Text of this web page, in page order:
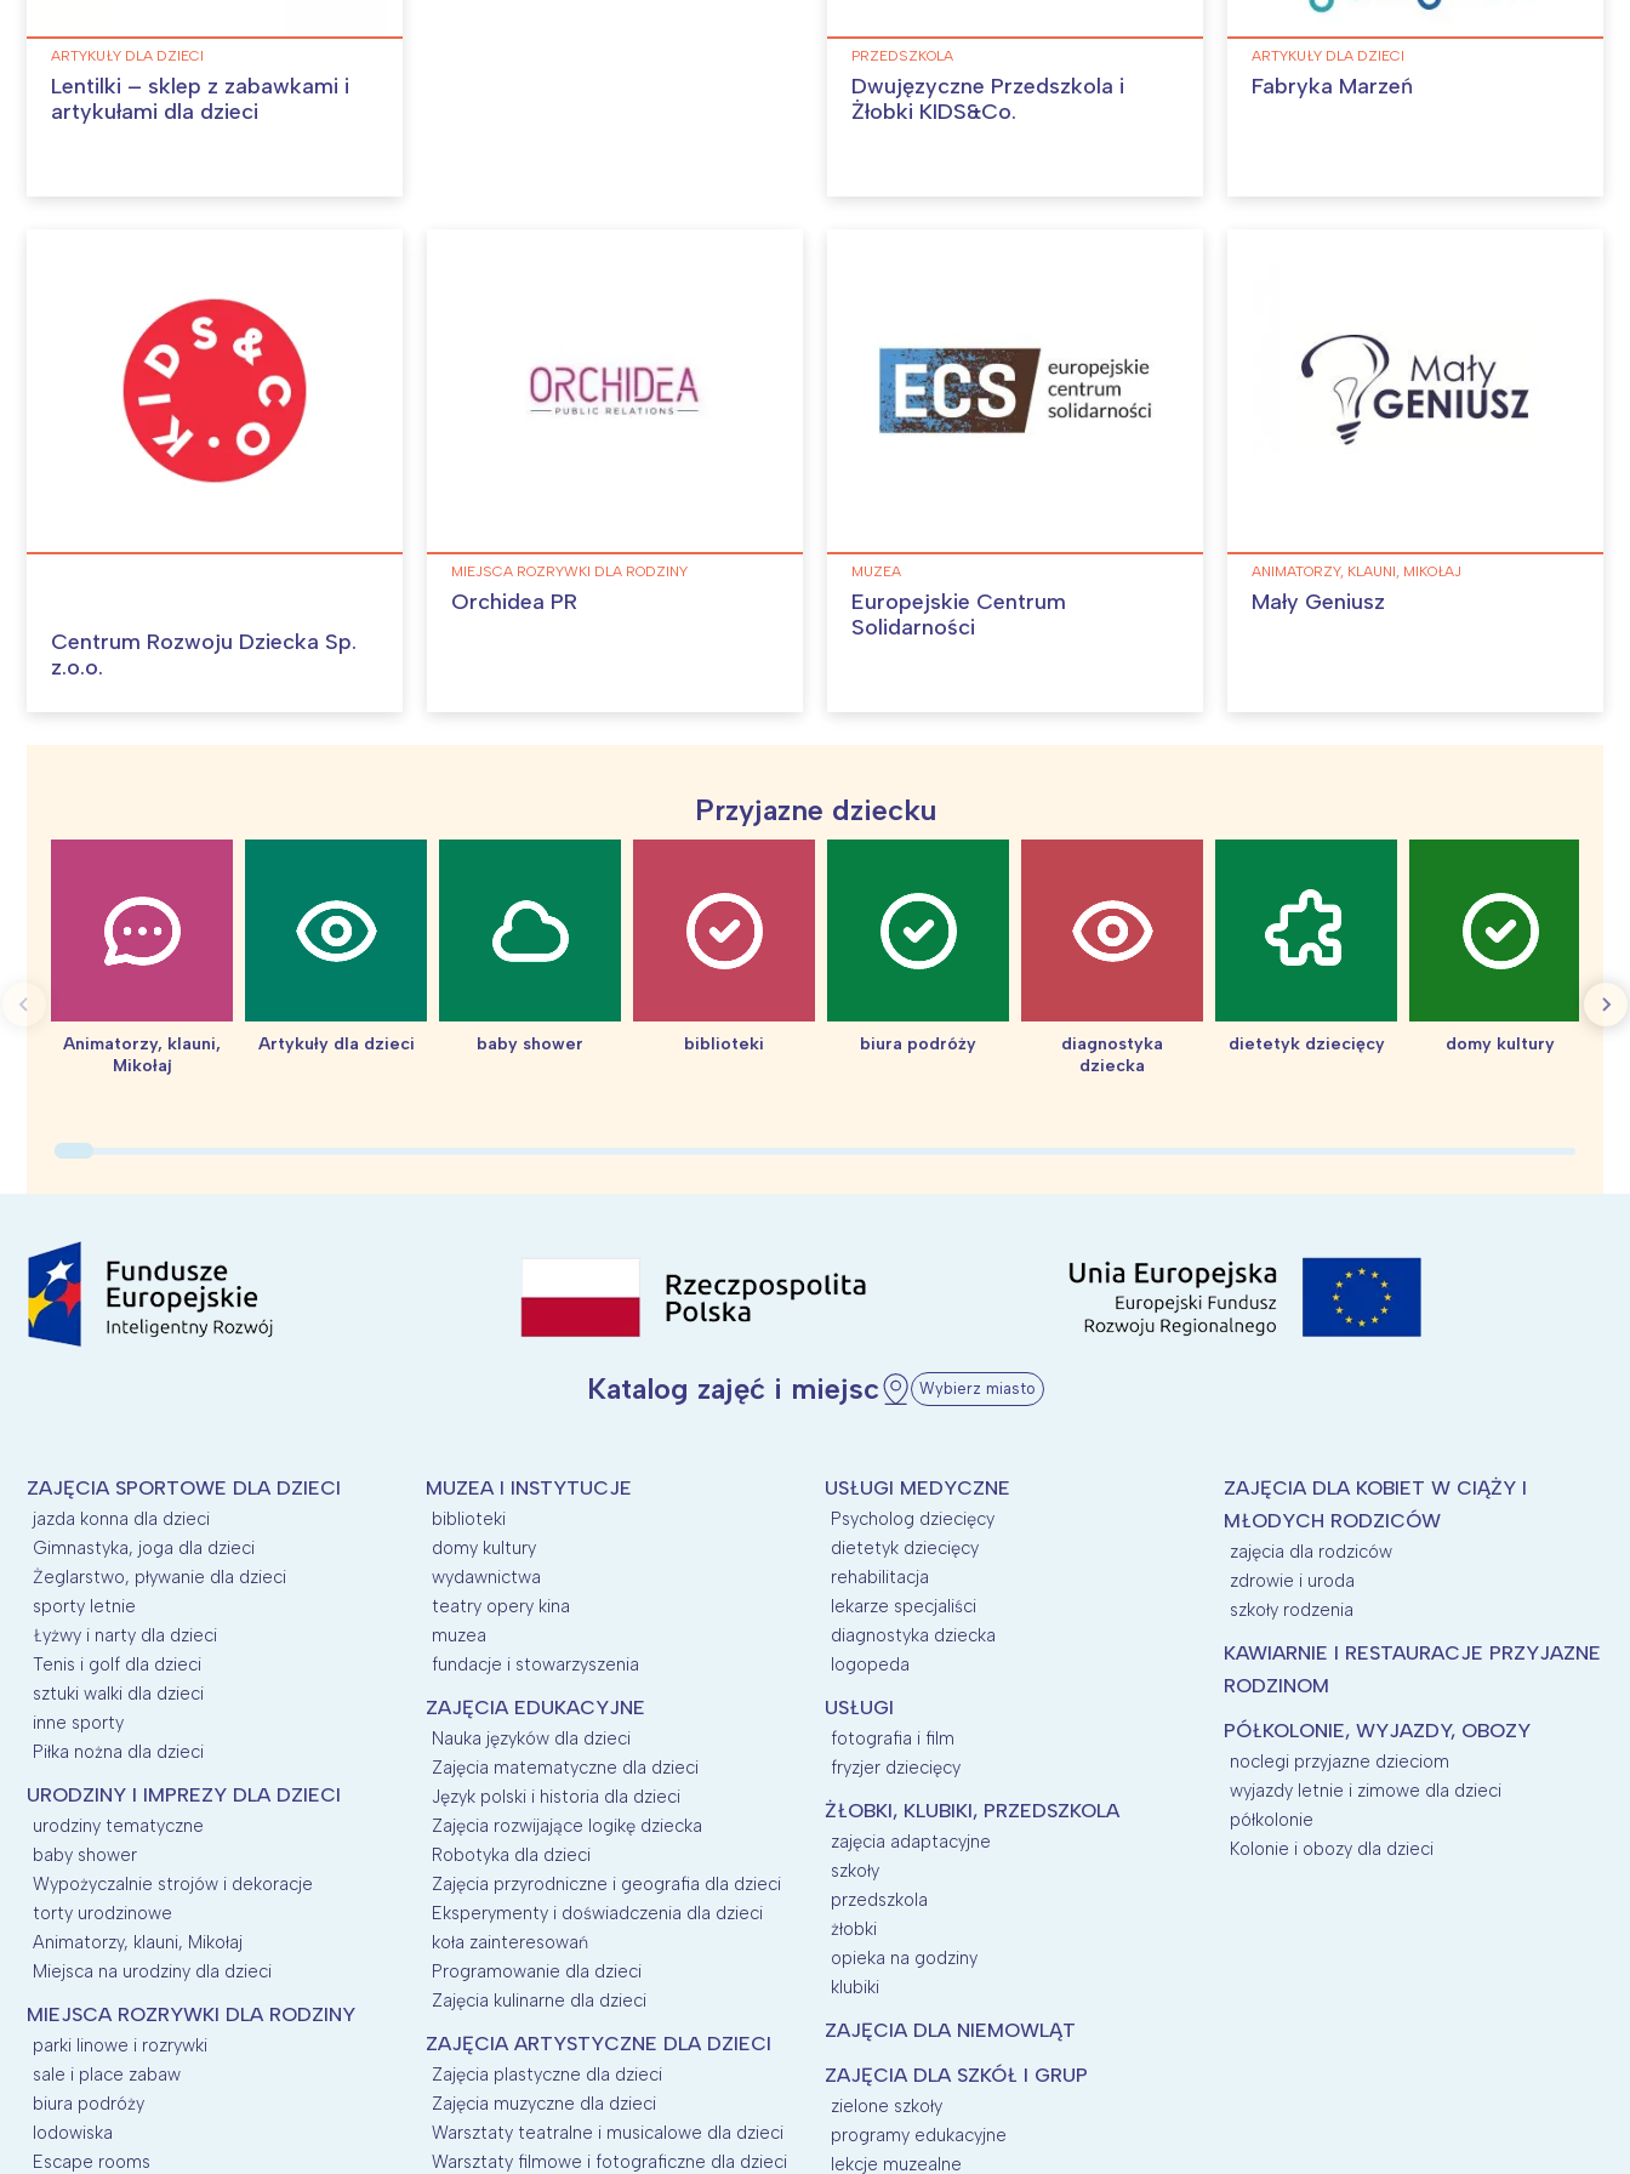
ARTYKUŁY DLA DZIECI
Lentilki – sklep z zabawkami i
artykułami dla dzieci
PRZEDSZKOLA
Dwujęzyczne Przedszkola i
Żłobki KIDS&Co.
ARTYKUŁY DLA DZIECI
Fabryka Marzeń
Centrum Rozwoju Dziecka Sp.
z.o.o.
MIEJSCA ROZRYWKI DLA RODZINY
Orchidea PR
MUZEA
Europejskie Centrum
Solidarności
ANIMATORZY, KLAUNI, MIKOŁAJ
Mały Geniusz
Przyjazne dziecku
Animatorzy, klauni,
Mikołaj
Artykuły dla dzieci baby shower biblioteki biura podróży
diagnostyka
dziecka
dietetyk dziecięcy
domy kultury
Katalog zajęć i miejsc Wybierz miasto
ZAJĘCIA SPORTOWE DLA DZIECI
jazda konna dla dzieci
Gimnastyka, joga dla dzieci
Żeglarstwo, pływanie dla dzieci
sporty letnie
Łyżwy i narty dla dzieci
Tenis i golf dla dzieci
sztuki walki dla dzieci
inne sporty
Piłka nożna dla dzieci
URODZINY I IMPREZY DLA DZIECI
urodziny tematyczne
baby shower
Wypożyczalnie strojów i dekoracje
torty urodzinowe
Animatorzy, klauni, Mikołaj
Miejsca na urodziny dla dzieci
MIEJSCA ROZRYWKI DLA RODZINY
parki linowe i rozrywki
sale i place zabaw
biura podróży
lodowiska
Escape rooms
MUZEA I INSTYTUCJE
biblioteki
domy kultury
wydawnictwa
teatry opery kina
muzea
fundacje i stowarzyszenia
ZAJĘCIA EDUKACYJNE
Nauka języków dla dzieci
Zajęcia matematyczne dla dzieci
Język polski i historia dla dzieci
Zajęcia rozwijające logikę dziecka
Robotyka dla dzieci
Zajęcia przyrodniczne i geografia dla dzieci
Eksperymenty i doświadczenia dla dzieci
koła zainteresowań
Programowanie dla dzieci
Zajęcia kulinarne dla dzieci
ZAJĘCIA ARTYSTYCZNE DLA DZIECI
Zajęcia plastyczne dla dzieci
Zajęcia muzyczne dla dzieci
Warsztaty teatralne i musicalowe dla dzieci
Warsztaty filmowe i fotograficzne dla dzieci
USŁUGI MEDYCZNE
Psycholog dziecięcy
dietetyk dziecięcy
rehabilitacja
lekarze specjaliści
diagnostyka dziecka
logopeda
USŁUGI
fotografia i film
fryzjer dziecięcy
ŻŁOBKI, KLUBIKI, PRZEDSZKOLA
zajęcia adaptacyjne
szkoły
przedszkola
żłobki
opieka na godziny
klubiki
ZAJĘCIA DLA NIEMOWLĄT
ZAJĘCIA DLA SZKÓŁ I GRUP
zielone szkoły
programy edukacyjne
lekcje muzealne
ZAJĘCIA DLA KOBIET W CIĄŻY I
MŁODYCH RODZICÓW
zajęcia dla rodziców
zdrowie i uroda
szkoły rodzenia
KAWIARNIE I RESTAURACJE PRZYJAZNE
RODZINOM
PÓŁKOLONIE, WYJAZDY, OBOZY
noclegi przyjazne dzieciom
wyjazdy letnie i zimowe dla dzieci
półkolonie
Kolonie i obozy dla dzieci
Łódź
Śląsk
Kraków
Południe
Wybieram